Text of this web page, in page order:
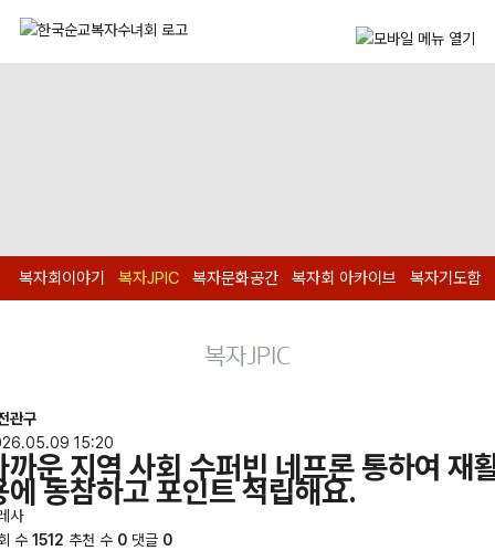
복자회이야기 복자JPIC 복자문화공간 복자회 아카이브 복자기도함
복자JPIC
관구
15:20
까운 지역 사회 수퍼빈 네프론 통하여 재
에 동참하고 포인트 적립해요.
사
수 1512 추천 수 0 댓글 0